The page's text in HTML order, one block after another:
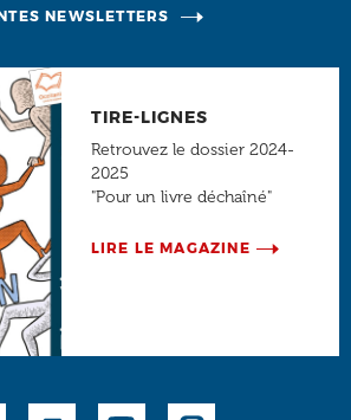
NEWSLETTERS
TIRE-LIGNES
Retrouvez le dossier 2024-
2025
"Pour un livre déchaîné"
LIRE LE MAGAZINE